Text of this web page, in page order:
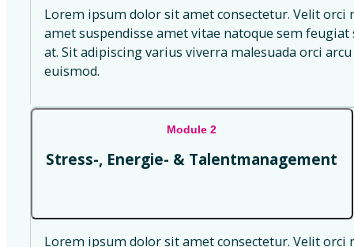
Lorem ipsum dolor sit amet consectetur. Velit
amet suspendisse amet vitae natoque sem
at. Sit adipiscing varius viverra malesuada orci
euismod.
Module 2
Stress-, Energie- & Talentmanagement
Lorem ipsum dolor sit amet consectetur. Velit